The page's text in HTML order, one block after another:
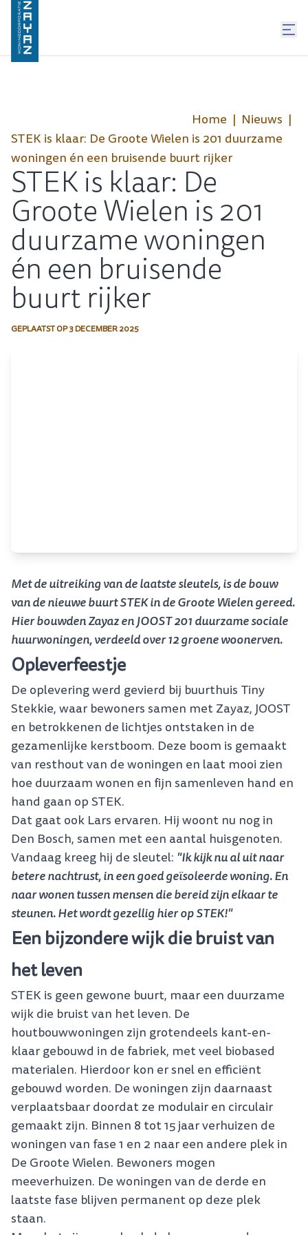
Home
Nieuws
STEK is klaar: De Groote Wielen is 201 duurzame
woningen én een bruisende buurt rijker
STEK is klaar: De
Groote Wielen is 201
duurzame woningen
én een bruisende
buurt rijker
GEPLAATST OP3 DECEMBER 2025
Met de uitreiking van de laatste sleutels, is de bouw
van de nieuwe buurt STEK in de Groote Wielen gereed.
Hier bouwden Zayaz en JOOST 201 duurzame sociale
huurwoningen, verdeeld over 12 groene woonerven.
Opleverfeestje
De oplevering werd gevierd bij buurthuis Tiny
Stekkie, waar bewoners samen met Zayaz, JOOST
en betrokkenen de lichtjes ontstaken in de
gezamenlijke kerstboom. Deze boom is gemaakt
van resthout van de woningen en laat mooi zien
hoe duurzaam wonen en fijn samenleven hand en
hand gaan op STEK.
Dat gaat ook Lars ervaren. Hij woont nu nog in
Den Bosch, samen met een aantal huisgenoten.
Vandaag kreeg hij de sleutel: "Ik kijk nu al uit naar
betere nachtrust, in een goed geïsoleerde woning. En
naar wonen tussen mensen die bereid zijn elkaar te
steunen. Het wordt gezellig hier op STEK!"
Een bijzondere wijk die bruist van
het leven
STEK is geen gewone buurt, maar een duurzame
wijk die bruist van het leven. De
houtbouwwoningen zijn grotendeels kant-en-
klaar gebouwd in de fabriek, met veel biobased
materialen. Hierdoor kon er snel en efficiënt
gebouwd worden. De woningen zijn daarnaast
verplaatsbaar doordat ze modulair en circulair
gemaakt zijn. Binnen 8 tot 15 jaar verhuizen de
woningen van fase 1 en 2 naar een andere plek in
De Groote Wielen. Bewoners mogen
meeverhuizen. De woningen van de derde en
laatste fase blijven permanent op deze plek
staan.